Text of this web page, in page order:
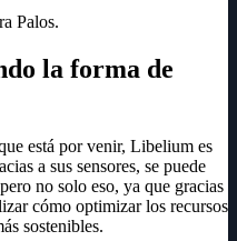
Palos.
la forma de
está por venir, Libelium es
a sus sensores, se puede
no solo eso, ya que gracias
cómo optimizar los recursos
sostenibles.